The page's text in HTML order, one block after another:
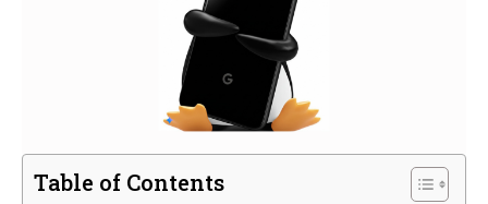
Table of Contents